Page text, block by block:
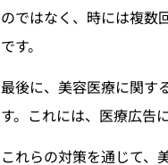
のではなく、時には複数
です。
最後に、美容医療に関す
す。これには、医療広告
これらの対策を通じて、